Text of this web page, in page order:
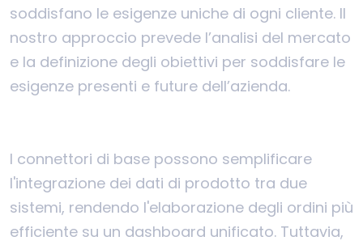
soddisfano le esigenze uniche di ogni cliente. Il
nostro approccio prevede l’analisi del mercato
e la definizione degli obiettivi per soddisfare le
esigenze presenti e future dell’azienda.
I connettori di base possono semplificare
l'integrazione dei dati di prodotto tra due
sistemi, rendendo l'elaborazione degli ordini più
efficiente su un dashboard unificato. Tuttavia,